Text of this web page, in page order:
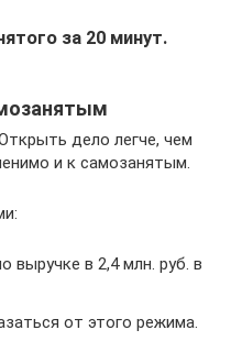
за 20 минут.
дело легче, чем
и к самозанятым.
выручке в 2,4 млн. руб. в
от этого режима.